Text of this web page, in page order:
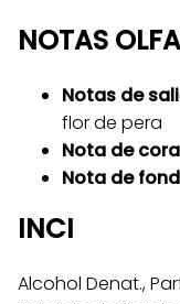
NOTAS
Notas de
flor de pera
Nota de
Nota de
INCI
Alcohol Denat.,